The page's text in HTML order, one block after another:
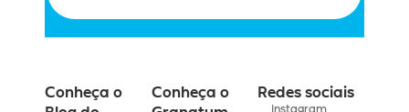
Conheça o
Conheça o
Redes sociais
Instagram